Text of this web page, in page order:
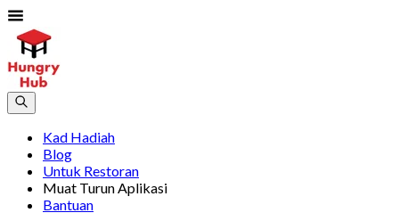
Kad Hadiah
Blog
Untuk Restoran
Muat Turun Aplikasi
Bantuan